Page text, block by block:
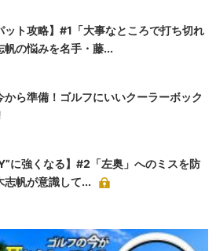
ット攻略】#1「大事なところで打ち切れ
帆の悩みを名手・藤...
から準備！ゴルフにいいクーラーボック
に強くなる】#2「左奥」へのミスを防
志帆が意識して...